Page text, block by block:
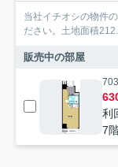
当社イチオシの物件
ださい。土地面積
販売中の部屋
703
利
7